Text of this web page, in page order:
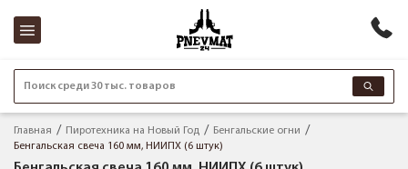
Поиск среди 30 тыс. товаров
Главная Пиротехника на Новый Год
Бенгальские огни
Бенгальская свеча 160 мм, НИИПХ (6 штук)